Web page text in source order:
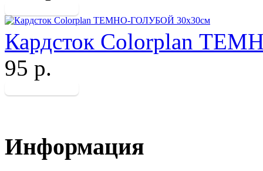
Кардсток Colorplan
95 р.
Информация